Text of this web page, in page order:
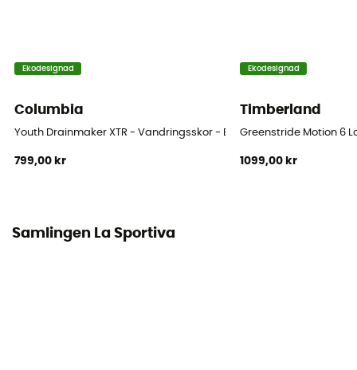
Yttersula
Stavens höjd
Stängningssystem
Ekodesignad
Columbia
Youth Drainmaker XTR - Vandringsskor - Børn
799,00 kr
Ekodesignad
Timberland
Greenstride Motion 6
1099,00 kr
Samlingen La Sportiva